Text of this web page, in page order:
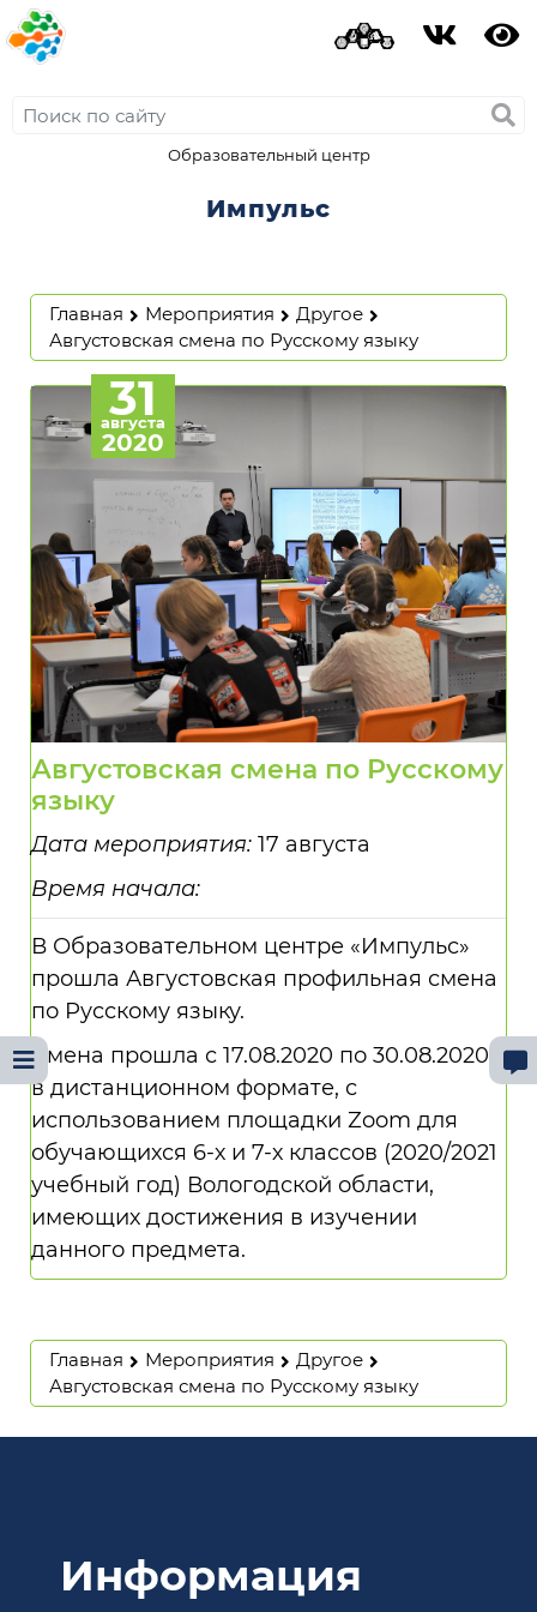
Образовательный центр
Импульс
Главная Мероприятия
Другое
Августовская смена по Русскому языку
31
августа
2020
Августовская смена по Русскому
языку
Дата мероприятия: 17 августа
Время начала:
В Образовательном центре «Импульс»
прошла Августовская профильная смена
по Русскому языку.
Смена прошла с 17.08.2020 по 30.08.2020
в дистанционном формате, с
использованием площадки Zoom для
обучающихся 6-х и 7-х классов (2020/2021
учебный год) Вологодской области,
имеющих достижения в изучении
данного предмета.
Главная Мероприятия
Другое
Августовская смена по Русскому языку
Информация